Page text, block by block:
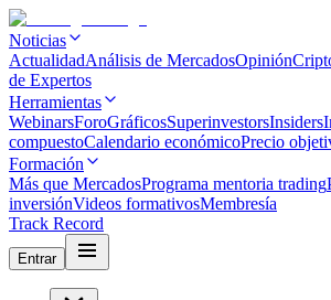
Noticias
ActualidadAnálisis de MercadosOpinión
de Expertos
Herramientas
WebinarsForoGráficosSuperinvestorsInsiders
compuestoCalendario económicoPrecio
Formación
Más que MercadosPrograma mentoria trading
inversiónVideos formativosMembresía
Track Record
Entrar